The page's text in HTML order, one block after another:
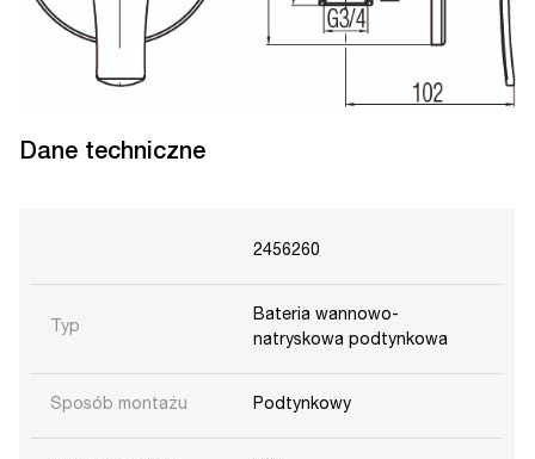
Dane techniczne
2456260
Typ
Bateria wannowo-
natryskowa podtynkowa
Sposób montażu Podtynkowy